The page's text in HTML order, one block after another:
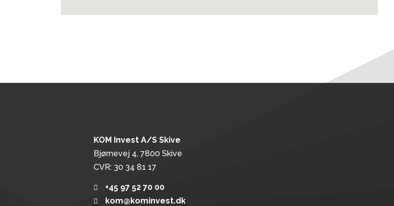
KOM Invest A/S Skive
Bjørnevej 4, 7800 Skive
CVR: 30 34 81 17
+45 97 52 70 00
kom@kominvest.dk